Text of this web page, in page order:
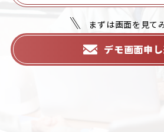
まずは画面を見て
デモ画面申